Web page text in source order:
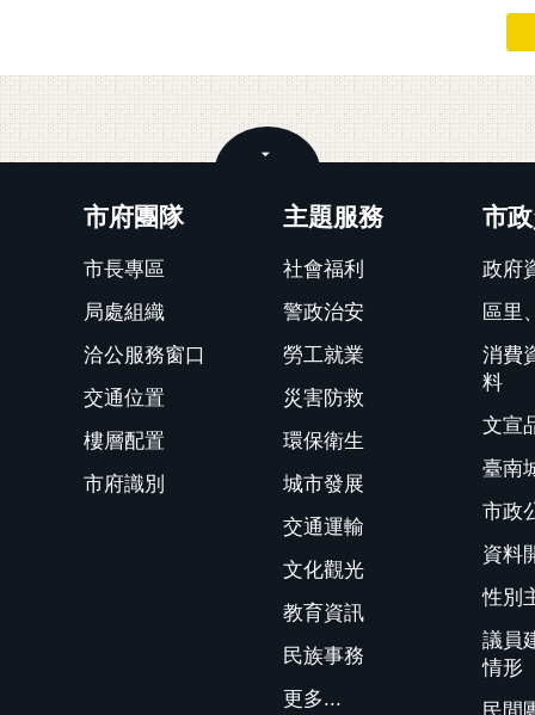
市府團隊
市長專區
局處組織
洽公服務窗口
交通位置
樓層配置
市府識別
主題服務
社會福利
警政治安
勞工就業
災害防救
環保衛生
城市發展
交通運輸
文化觀光
教育資訊
民族事務
更多...
市
政府
區里
消費
料
文宣
臺南
市政
資料
性別
議員
情形